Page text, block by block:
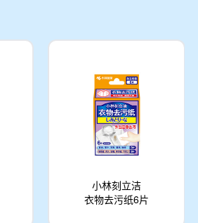
小林刻立洁
衣物去污纸6片